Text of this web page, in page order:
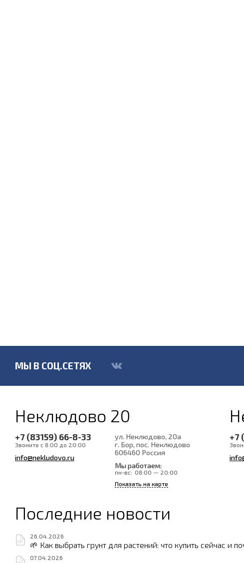
МЫ В СОЦ.СЕТЯХ
Неклюдово 20
+7 (83159) 66-8-33
Звоните с 8:00 до 20:00
info@nekludovo.ru
ул. Неклюдово, 20а
г. Бор, пос. Неклюдово
606460 Россия
Мы работаем:
пн-вс: 08:00 — 20:00
Показать на карте
+7
Последние новости
26.04.2026
🌱 Как выбрать грунт для растений: что купить сейчас и
07.04.2026